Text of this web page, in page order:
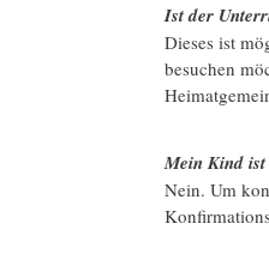
Ist der
Dieses ist
besuchen
Mein Kind
Nein. Um